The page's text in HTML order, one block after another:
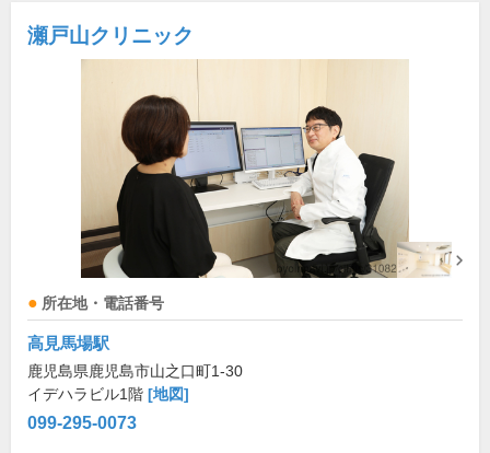
瀬戸山クリニック
所在地・電話番号
高見馬場駅
鹿児島県鹿児島市山之口町1-30
イデハラビル1階 [地図]
099-295-0073